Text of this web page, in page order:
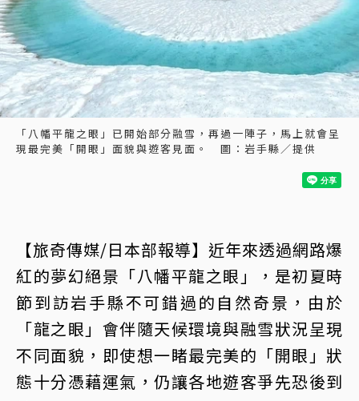
「八幡平龍之眼」已開始部分融雪，再過一陣子，馬上就會呈
現最完美「開眼」面貌與遊客見面。 圖：岩手縣／提供
【旅奇傳媒/日本部報導】近年來透過網路爆
紅的夢幻絕景「八幡平龍之眼」，是初夏時
節到訪岩手縣不可錯過的自然奇景，由於
「龍之眼」會伴隨天候環境與融雪狀況呈現
不同面貌，即使想一睹最完美的「開眼」狀
態十分憑藉運氣，仍讓各地遊客爭先恐後到